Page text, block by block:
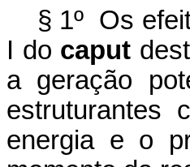
§ 1º Os
I do caput
a geração
estruturantes
energia e o